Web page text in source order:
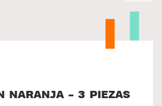
NARANJA - 3 PIEZAS